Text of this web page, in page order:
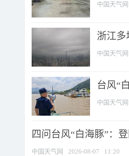
中国天气网
浙江多
中国天气网
台风“
中国天气网
四问台风“白海豚”：
中国天气网 2026-08-07 11:20